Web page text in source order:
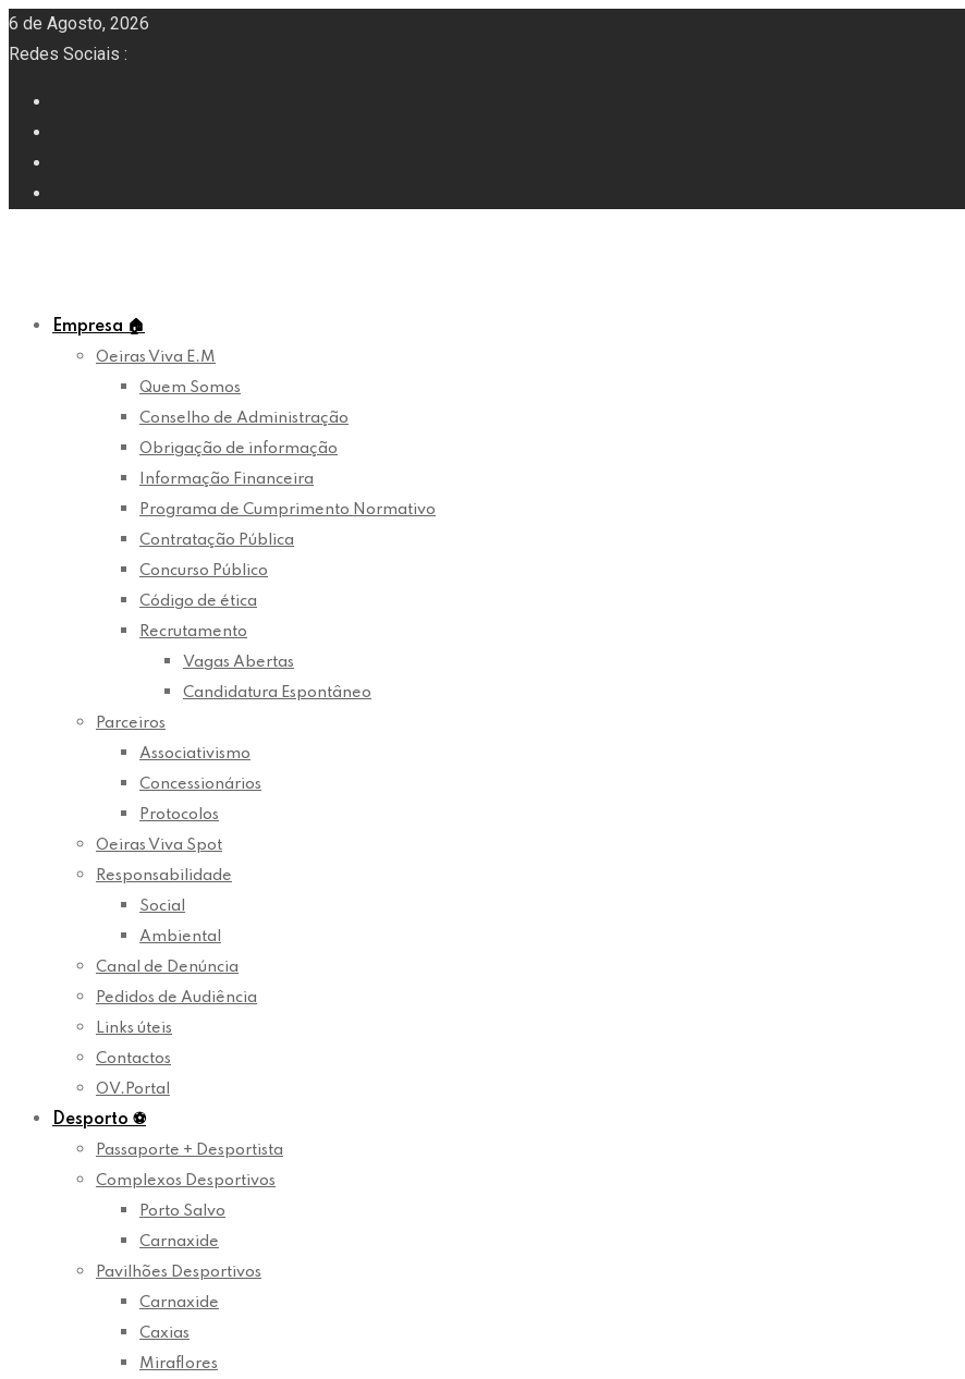
6 de Agosto, 2026
Redes Sociais :
Empresa 🏠
Oeiras Viva E.M
Quem Somos
Conselho de Administração
Obrigação de informação
Informação Financeira
Programa de Cumprimento Normativo
Contratação Pública
Concurso Público
Código de ética
Recrutamento
Vagas Abertas
Candidatura Espontâneo
Parceiros
Associativismo
Concessionários
Protocolos
Oeiras Viva Spot
Responsabilidade
Social
Ambiental
Canal de Denúncia
Pedidos de Audiência
Links úteis
Contactos
OV.Portal
Desporto ⚽
Passaporte + Desportista
Complexos Desportivos
Porto Salvo
Carnaxide
Pavilhões Desportivos
Carnaxide
Caxias
Miraflores